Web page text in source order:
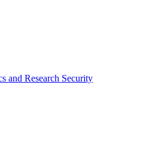
and Research Security